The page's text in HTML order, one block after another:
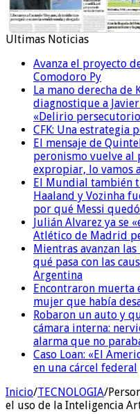
Ultimas Noticias
Avanza el proyecto
Comodoro Py
La mano derecha
diagnostique a
«Delirio
CFK: Una
El mensaje de
peronismo vuelve al
expropiar, lo vamos
El Mundial también
Haaland y Vozinha
por qué Messi
Julián Alvarez ya se
Atlético de Madrid
Mientras avanzan
qué pasa con las
Argentina
Encontraron muerta
mujer que había
Robaron un auto y
cámara interna:
alarma que no
Caso Loan: «El
en una cárcel federal
Inicio/TECNOLOGIA/
el uso de la Inteligencia